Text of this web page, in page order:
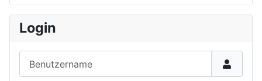
Login